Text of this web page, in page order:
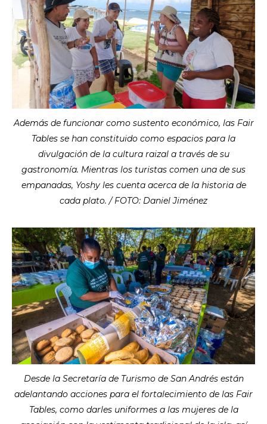
Además de funcionar como sustento económico, las Fair
Tables se han constituido como espacios para la
divulgación de la cultura raizal a través de su
gastronomía. Mientras los turistas comen una de sus
empanadas, Yoshy les cuenta acerca de la historia de
cada plato. / FOTO: Daniel Jiménez
Desde la Secretaría de Turismo de San Andrés están
adelantando acciones para el fortalecimiento de las Fair
Tables, como darles uniformes a las mujeres de la